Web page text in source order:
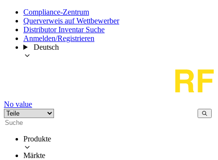
Compliance-Zentrum
Querverweis auf Wettbewerber
Distributor Inventar Suche
Anmelden/Registrieren
Deutsch
No value
Produkte
Märkte